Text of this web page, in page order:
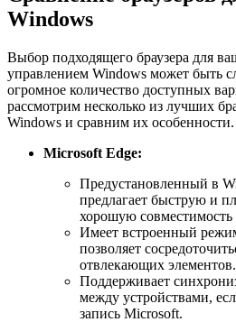
Windows
Выбор подходящего браузера для
управлением Windows может быть
огромное количество доступных
рассмотрим несколько из лучших
Windows и сравним их особенности.
Microsoft Edge:
Предустановленный в
предлагает быструю и
хорошую совместимость
Имеет встроенный
позволяет
отвлекающих элементов.
Поддерживает
между устройствами,
запись Microsoft.